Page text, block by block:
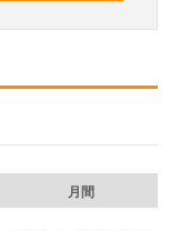
月間